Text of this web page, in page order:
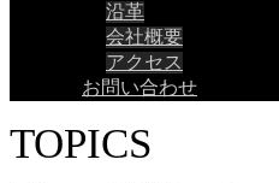
沿革
会社概要
アクセス
お問い合わせ
TOPICS